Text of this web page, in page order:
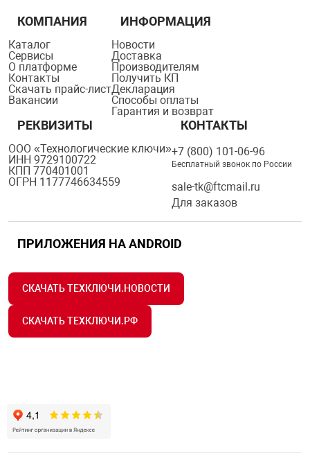
КОМПАНИЯ
Каталог
Сервисы
О платформе
Контакты
Скачать прайс-лист
Вакансии
ИНФОРМАЦИЯ
Новости
Доставка
Производителям
Получить КП
Декларация
Способы оплаты
Гарантия и возврат
РЕКВИЗИТЫ
ООО «Технологические ключи»
ИНН 9729100722
КПП 770401001
ОГРН 1177746634559
КОНТАКТЫ
+7 (800) 101-06-96
Бесплатный звонок по России
sale-tk@ftcmail.ru
Для заказов
ПРИЛОЖЕНИЯ НА ANDROID
СКАЧАТЬ ТЕХКЛЮЧИ.НОВОСТИ
СКАЧАТЬ ТЕХКЛЮЧИ.РФ